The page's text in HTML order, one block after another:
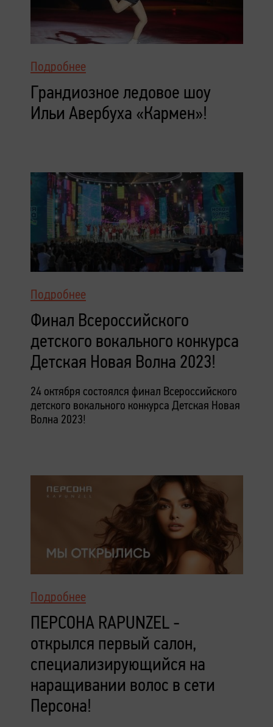
Подробнее
Грандиозное ледовое шоу
Ильи Авербуха «Кармен»!
Подробнее
Финал Всероссийского
детского вокального конкурса
Детская Новая Волна 2023!
24 октября состоялся финал Всероссийского
детского вокального конкурса Детская Новая
Волна 2023!
Подробнее
ПЕРСОНА RAPUNZEL -
открылся первый салон,
специализирующийся на
наращивании волос в сети
Персона!